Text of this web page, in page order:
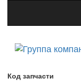
Код запчасти